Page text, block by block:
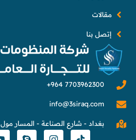
info@3siraq.com
بغداد - شارع الصناعة - المسار مول
مقالات
إتصل بنا